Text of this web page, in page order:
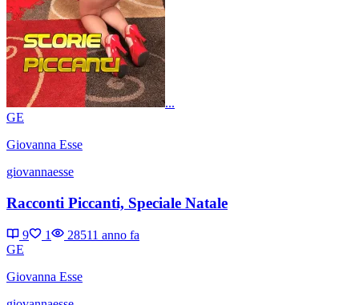
...
GE
Giovanna Esse
giovannaesse
Racconti Piccanti, Speciale Natale
9 1 28511 anno fa
GE
Giovanna Esse